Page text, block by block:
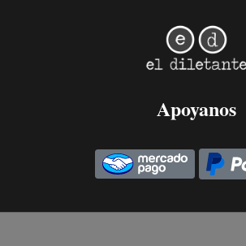
¿Una nueva era
de Plutón en Libra, es
17 de Septiembre, 2019.
Apoyanos